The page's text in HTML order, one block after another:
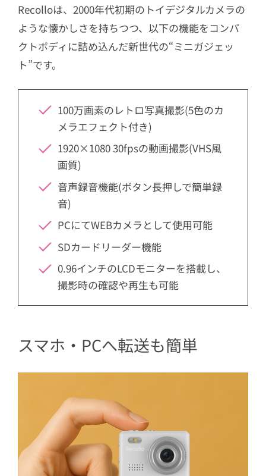
Recolloは、2000年代初期のトイデジタルカメラの
ような懐かしさを持ちつつ、以下の機能をコンパ
クトボディに詰め込んだ新世代の“ミニガジェッ
ト”です。
100万画素のレトロ写真撮影(5色のカ
メラエフェクト付き)
1920×1080 30fpsの動画撮影(VHS風
画質)
音声録音機能(ボタン長押しで簡単録
音)
PCにてWEBカメラとして使用可能
SDカードリーダー機能
0.96インチのLCDモニターを搭載し、
撮影時の確認や再生も可能
スマホ・PCへ転送も簡単